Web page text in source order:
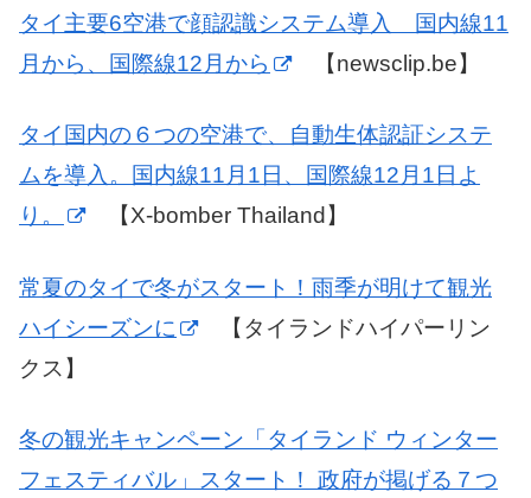
タイ主要6空港で顔認識システム導入 国内線11
月から、国際線12月から
【newsclip.be】
タイ国内の６つの空港で、自動生体認証システ
ムを導入。国内線11月1日、国際線12月1日よ
り。
【X-bomber Thailand】
常夏のタイで冬がスタート！雨季が明けて観光
ハイシーズンに
【タイランドハイパーリン
クス】
冬の観光キャンペーン「タイランド ウィンター
フェスティバル」スタート！ 政府が掲げる７つ